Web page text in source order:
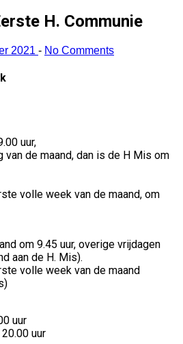
H. Communie
2021 - No Comments
uur,
de maand, dan is de H Mis om
volle week van de maand, om
om 9.45 uur, overige vrijdagen
aan de H. Mis).
volle week van de maand
uur
uur